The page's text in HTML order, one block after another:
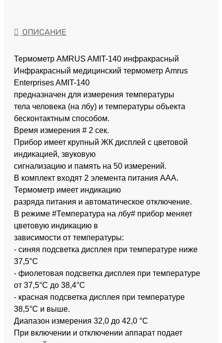
ОПИСАНИЕ
Термометр AMRUS AMIT-140 инфракрасный
Инфракрасный медицинский термометр Amrus
Enterprises AMIT-140
предназначен для измерения температуры
тела человека (на лбу) и температуры объекта
бесконтактным способом.
Время измерения # 2 сек.
Прибор имеет крупный ЖК дисплей с цветовой
индикацией, звуковую
сигнализацию и память на 50 измерений.
В комплект входят 2 элемента питания ААА.
Термометр имеет индикацию
разряда питания и автоматическое отключение.
В режиме #Температура на лбу# прибор меняет
цветовую индикацию в
зависимости от температуры:
- синяя подсветка дисплея при температуре ниже
37,5°С
- фиолетовая подсветка дисплея при температуре
от 37,5°С до 38,4°С
- красная подсветка дисплея при температуре
38,5°С и выше.
Диапазон измерения 32,0 до 42,0 °С
При включении и отключении аппарат подает